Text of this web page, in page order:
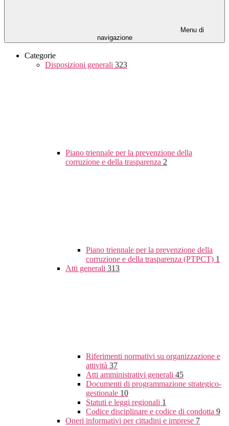
Menu di
navigazione
Categorie
Disposizioni generali 323
Piano triennale per la prevenzione della
corruzione e della trasparenza 2
Piano triennale per la prevenzione della
corruzione e della trasparenza (PTPCT) 1
Atti generali 313
Riferimenti normativi su organizzazione e
attività 37
Atti amministrativi generali 45
Documenti di programmazione strategico-
gestionale 10
Statuti e leggi regionali 1
Codice disciplinare e codice di condotta 9
Oneri informativi per cittadini e imprese 7